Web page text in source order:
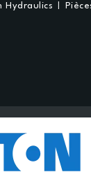
Hydraulics